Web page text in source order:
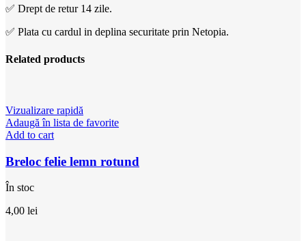
✅ Drept de retur 14 zile.
✅ Plata cu cardul in deplina securitate prin Netopia.
Related products
Vizualizare rapidă
Adaugă în lista de favorite
Add to cart
Breloc felie lemn rotund
În stoc
4,00 lei